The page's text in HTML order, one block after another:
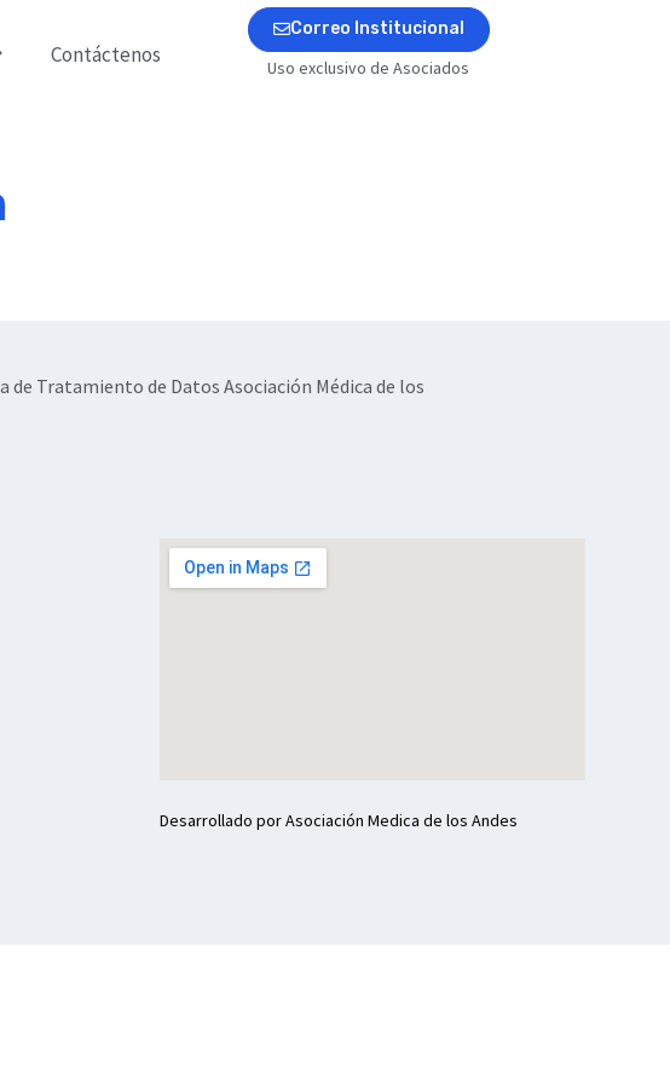
Contáctenos
Correo Institucional
Uso exclusivo de Asociados
de Tratamiento de Datos Asociación Médica de los
Desarrollado por Asociación Medica de los Andes